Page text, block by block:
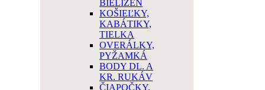
BIELIZEŇ
KOŠIEĽKY,
KABÁTIKY,
TIELKA
OVERÁLKY,
PYŽAMKÁ
BODY DL. A
KR. RUKÁV
ČIAPOČKY,